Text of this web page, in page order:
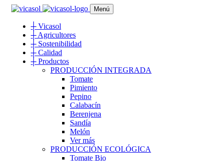
Menú
┼Vicasol
┼Agricultores
┼Sostenibilidad
┼Calidad
┼Productos
PRODUCCIÓN INTEGRADA
Tomate
Pimiento
Pepino
Calabacín
Berenjena
Sandía
Melón
Ver más
PRODUCCIÓN ECOLÓGICA
Tomate Bio